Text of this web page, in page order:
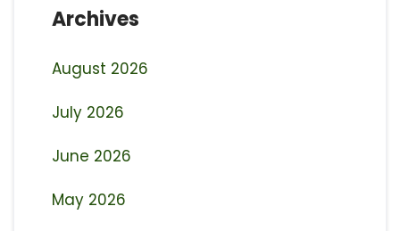
Archives
August 2026
July 2026
June 2026
May 2026